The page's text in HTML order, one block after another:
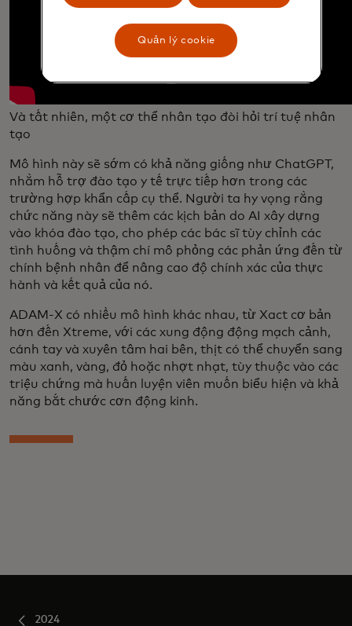
Và tất nhiên, một cơ thể nhân tạo đòi hỏi trí tuệ nhân
tạo
Mô hình này sẽ sớm có khả năng giống như ChatGPT,
nhằm hỗ trợ đào tạo y tế trực tiếp hơn trong các
trường hợp khẩn cấp cụ thể. Người ta hy vọng rằng
chức năng này sẽ thêm các kịch bản do AI xây dựng
vào khóa đào tạo, cho phép các bác sĩ tùy chỉnh các
tình huống và thậm chí mô phỏng các phản ứng đến từ
chính bệnh nhân để nâng cao độ chính xác của thực
hành và kết quả của nó.
ADAM-X có nhiều mô hình khác nhau, từ Xact cơ bản
hơn đến Xtreme, với các xung động động mạch cảnh,
cánh tay và xuyên tâm hai bên, thịt có thể chuyển sang
màu xanh, vàng, đỏ hoặc nhợt nhạt, tùy thuộc vào các
triệu chứng mà huấn luyện viên muốn biểu hiện và khả
năng bắt chước cơn động kinh.
2024
Quản lý cookie